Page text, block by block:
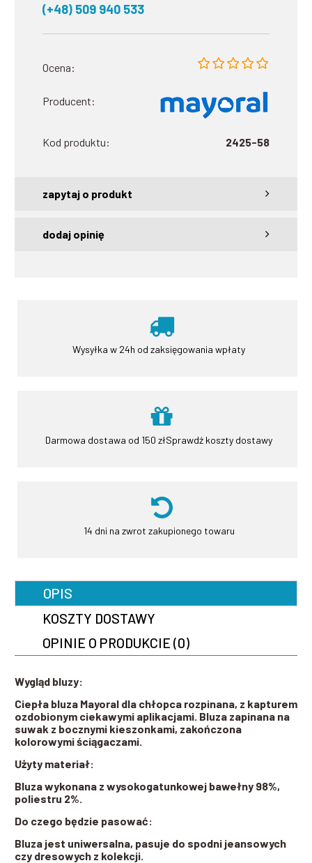
(+48) 509 940 533
Ocena:
Producent:
Kod produktu: 2425-58
zapytaj o produkt
dodaj opinię
Wysyłka w 24h od zaksięgowania wpłaty
Darmowa dostawa od 150 złSprawdź koszty dostawy
14 dni na zwrot zakupionego towaru
OPIS
KOSZTY DOSTAWY
OPINIE O PRODUKCIE (0)
Wygląd bluzy:
Ciepła bluza Mayoral dla chłopca rozpinana, z kapturem
ozdobionym ciekawymi aplikacjami. Bluza zapinana na
suwak z bocznymi kieszonkami, zakończona
kolorowymi ściągaczami.
Użyty materiał:
Bluza wykonana z wysokogatunkowej bawełny 98%,
poliestru 2%.
Do czego będzie pasować:
Bluza jest uniwersalna, pasuje do spodni jeansowych
czy dresowych z kolekcji.